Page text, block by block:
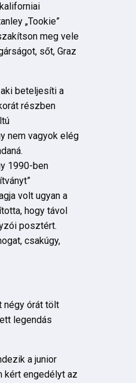
„Tookie”
meg vele
sőt, Graz
beteljesíti a
részben
nem vagyok elég
1990-ben
volt ugyan a
hogy távol
posztért.
csakúgy,
négy órát tölt
legendás
a junior
kért engedélyt az